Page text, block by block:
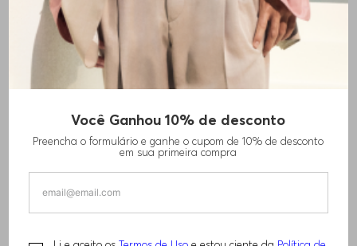
Você Ganhou 10% de desconto
Preencha o formulário e ganhe o cupom de 10% de desconto
em sua primeira compra
POLO SLIM DE ALGODÃO COM COLARINHO
LISTRADO
R$ 1.030,00